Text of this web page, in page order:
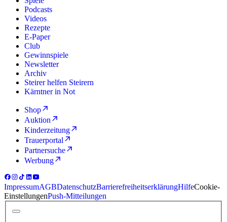
Podcasts
Videos
Rezepte
E-Paper
Club
Gewinnspiele
Newsletter
Archiv
Steirer helfen Steirern
Kärntner in Not
Shop
Auktion
Kinderzeitung
Trauerportal
Partnersuche
Werbung
ImpressumAGBDatenschutzBarrierefreiheitserklärungHilfeCookie-
EinstellungenPush-Mitteilungen